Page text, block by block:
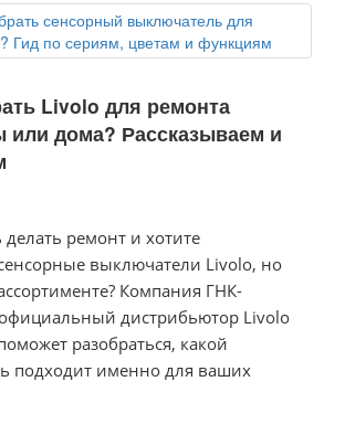
Livolo для ремонта
или дома? Рассказываем и
делать ремонт и хотите
выключатели Livolo, но
Компания ГНК-
дистрибьютор Livolo
разобраться, какой
подходит именно для ваших